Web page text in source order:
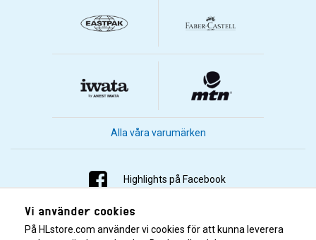
Alla våra varumärken
Highlights på Facebook
Highlights på Instagram
Vi använder cookies
På HLstore.com använder vi cookies för att kunna leverera